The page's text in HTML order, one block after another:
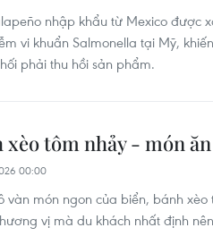
nhập khẩu từ Mexico được
vi khuẩn Salmonella tại Mỹ,
phải thu hồi sản phẩm.
xèo tôm nhảy - món
00:00
vàn món ngon của biển, bánh
vị mà du khách nhất định